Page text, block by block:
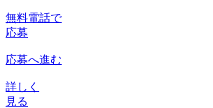
無料電話で
応募
応募へ進む
詳しく
見る